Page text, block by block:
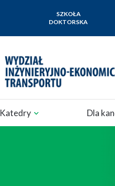
SZKOŁA
DOKTORSKA
Katedry Dla